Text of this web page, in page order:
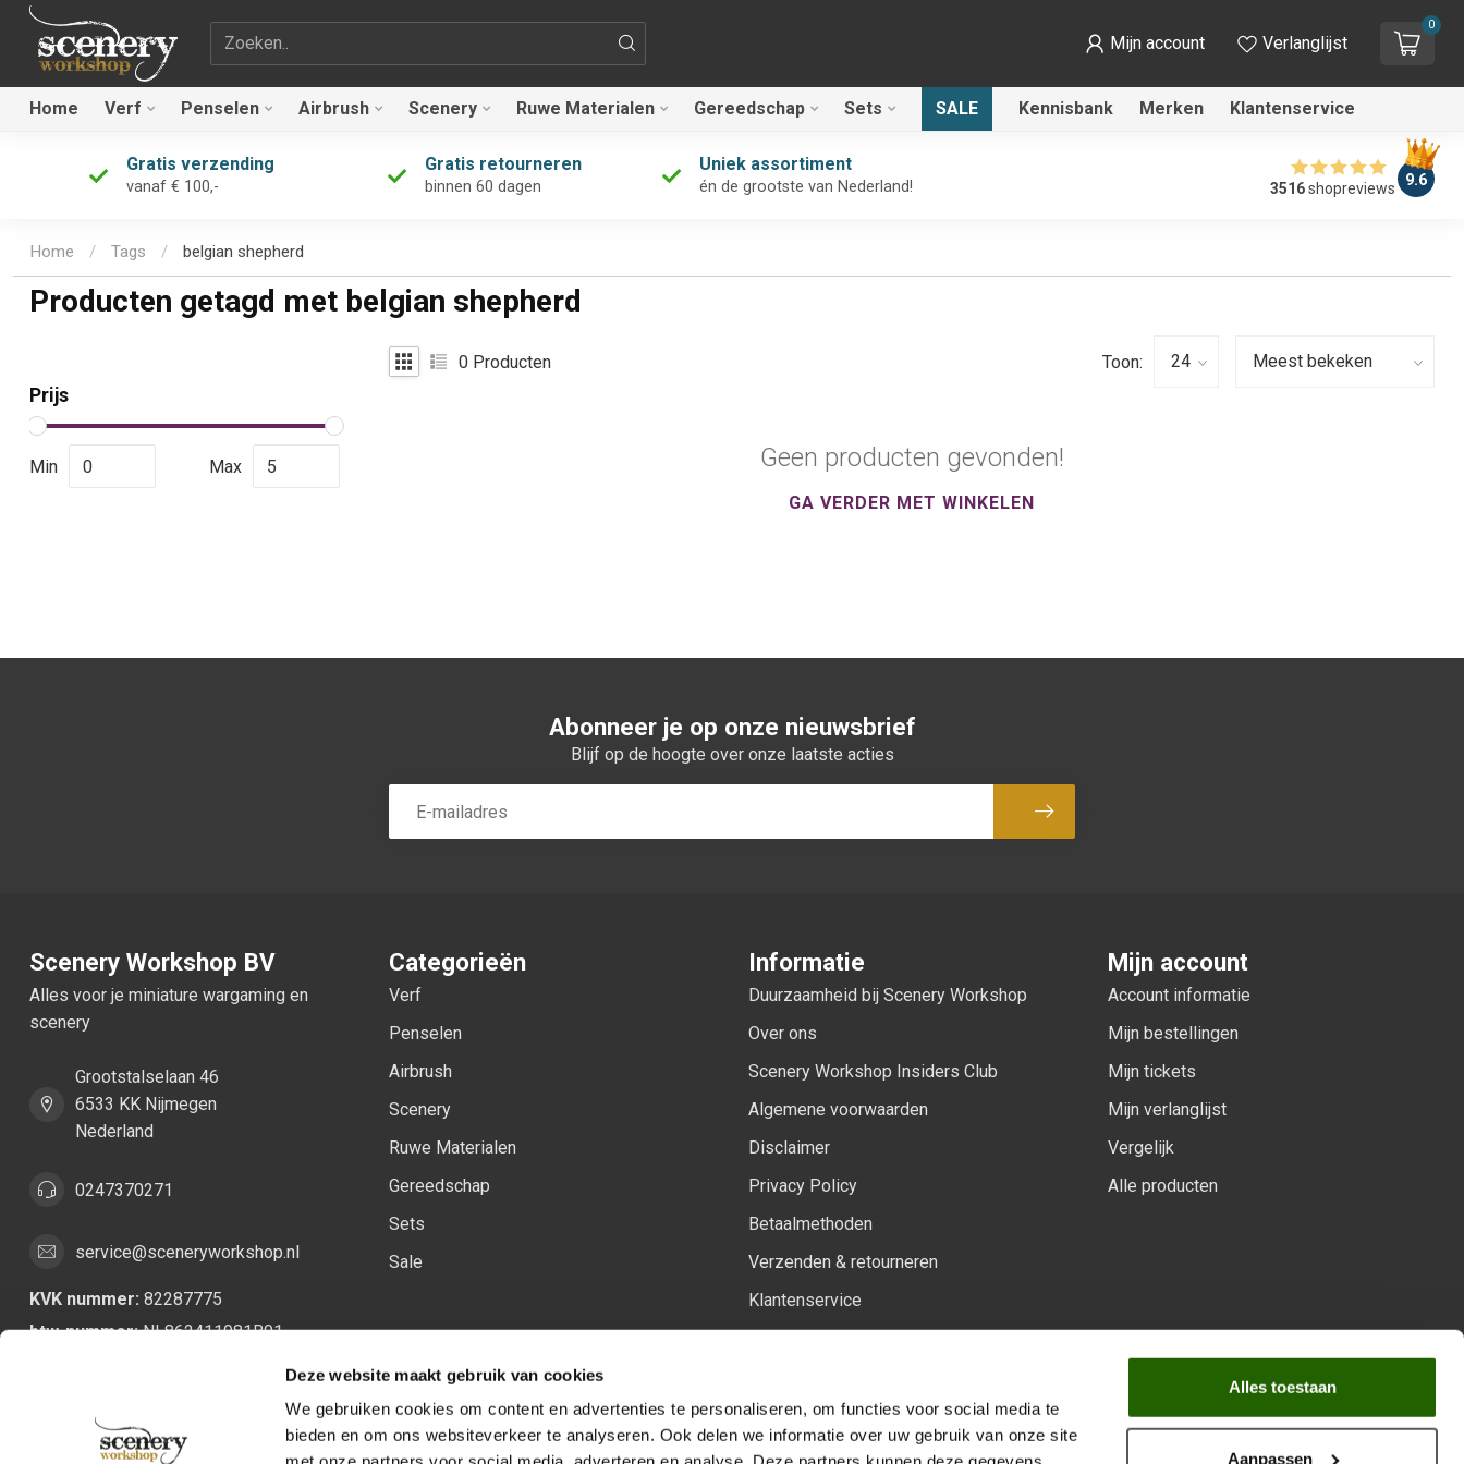
Deze website maakt gebruik van cookies
We gebruiken cookies om content en advertenties te personaliseren, om functies voor social media te
bieden en om ons websiteverkeer te analyseren. Ook delen we informatie over uw gebruik van onze site
Alles toestaan
Aanpassen
Zoekterm Mijn account Verlanglijst
0
Home Verf Penselen Airbrush Scenery Ruwe Materialen Gereedschap Sets SALE Kennisbank Merken Klantenservice
Gratis verzending
vanaf € 100,-
Gratis retourneren
binnen 60 dagen
Uniek assortiment
én de grootste van Nederland! 3516shopreviews 9.6
Home / Tags / belgian shepherd
Producten getagd met belgian shepherd
Prijs
Min Max
0 Producten Toon:
Geen producten gevonden!
GA VERDER MET WINKELEN
Abonneer je op onze nieuwsbrief
Blijf op de hoogte over onze laatste acties
Abonneer
Scenery Workshop BV
Alles voor je miniature wargaming en
scenery
Grootstalselaan 46
6533 KK Nijmegen
Nederland
0247370271
service@sceneryworkshop.nl
KVK nummer: 82287775
btw-nummer:NL862411981B01
Categorieën
Verf
Penselen
Airbrush
Scenery
Ruwe Materialen
Gereedschap
Sets
Sale
Informatie
Duurzaamheid bij Scenery Workshop
Over ons
Scenery Workshop Insiders Club
Algemene voorwaarden
Disclaimer
Privacy Policy
Betaalmethoden
Verzenden & retourneren
Klantenservice
Mijn account
Account informatie
Mijn bestellingen
Mijn tickets
Mijn verlanglijst
Vergelijk
Alle producten